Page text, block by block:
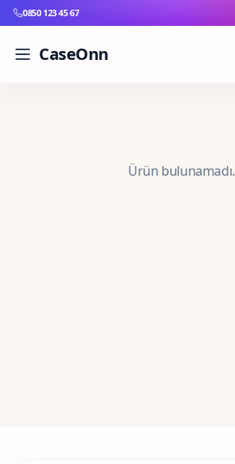
0850 123 45 67
CaseOnn
Ürün bulunamadı.